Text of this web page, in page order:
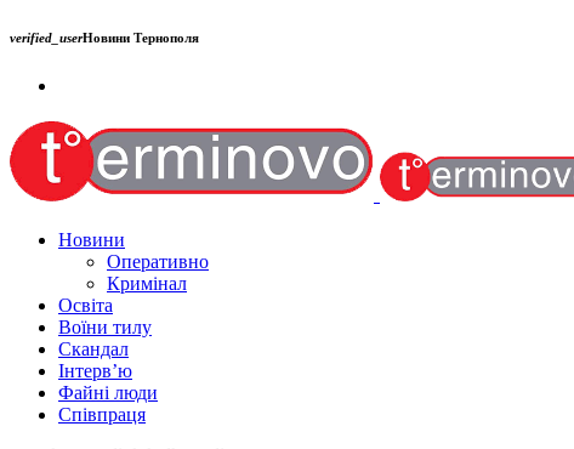
verified_userНовини Тернополя
Новини
Оперативно
Кримінал
Освіта
Воїни тилу
Скандал
Інтерв’ю
Файні люди
Співпраця